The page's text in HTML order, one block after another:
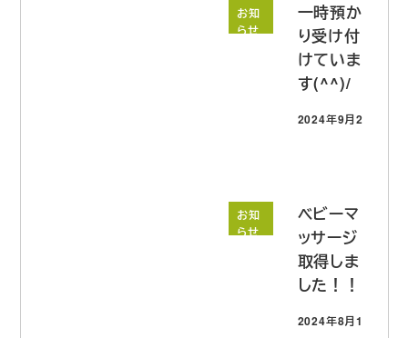
お知
らせ
一時預か
り受け付
けていま
す(^^)/
投稿日
2024年9月20日
お知
らせ
ベビーマ
ッサージ
取得しま
した！！
投稿日
2024年8月12日